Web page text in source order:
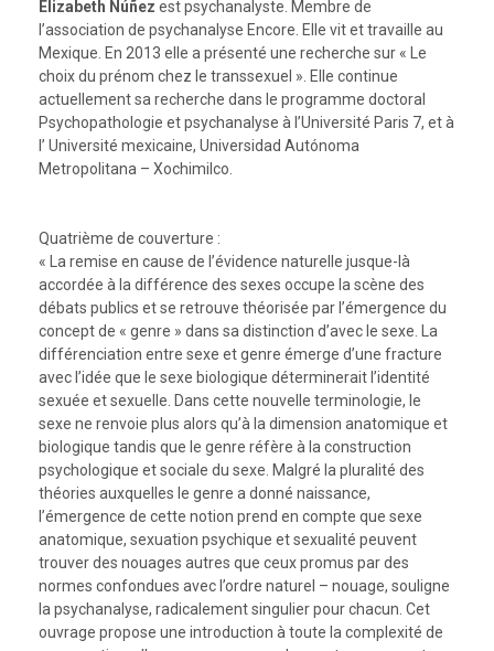
Elizabeth Núñez est psychanalyste. Membre de
l’association de psychanalyse Encore. Elle vit et travaille au
Mexique. En 2013 elle a présenté une recherche sur « Le
choix du prénom chez le transsexuel ». Elle continue
actuellement sa recherche dans le programme doctoral
Psychopathologie et psychanalyse à l’Université Paris 7, et à
l’ Université mexicaine, Universidad Autónoma
Metropolitana – Xochimilco.
Quatrième de couverture :
« La remise en cause de l’évidence naturelle jusque-là
accordée à la différence des sexes occupe la scène des
débats publics et se retrouve théorisée par l’émergence du
concept de « genre » dans sa distinction d’avec le sexe. La
différenciation entre sexe et genre émerge d’une fracture
avec l’idée que le sexe biologique déterminerait l’identité
sexuée et sexuelle. Dans cette nouvelle terminologie, le
sexe ne renvoie plus alors qu’à la dimension anatomique et
biologique tandis que le genre réfère à la construction
psychologique et sociale du sexe. Malgré la pluralité des
théories auxquelles le genre a donné naissance,
l’émergence de cette notion prend en compte que sexe
anatomique, sexuation psychique et sexualité peuvent
trouver des nouages autres que ceux promus par des
normes confondues avec l’ordre naturel – nouage, souligne
la psychanalyse, radicalement singulier pour chacun. Cet
ouvrage propose une introduction à toute la complexité de